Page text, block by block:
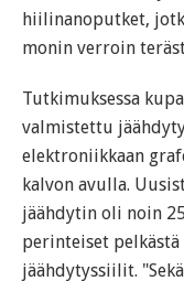
hiilinanoputket,
monin verroin
Tutkimuksessa
valmistettu
elektroniikkaan
kalvon avulla.
jäähdytin oli noin
perinteiset
jäähdytyssiilit.